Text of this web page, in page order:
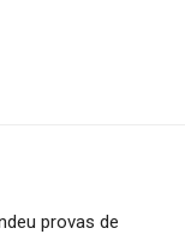
provas de